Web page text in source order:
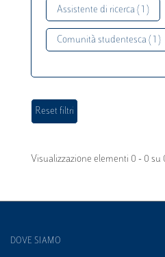
Assistente di ricerca ( 1 )
Comunità studentesca ( 1 )
Visualizzazione elementi 0 - 0 su
DOVE SIAMO